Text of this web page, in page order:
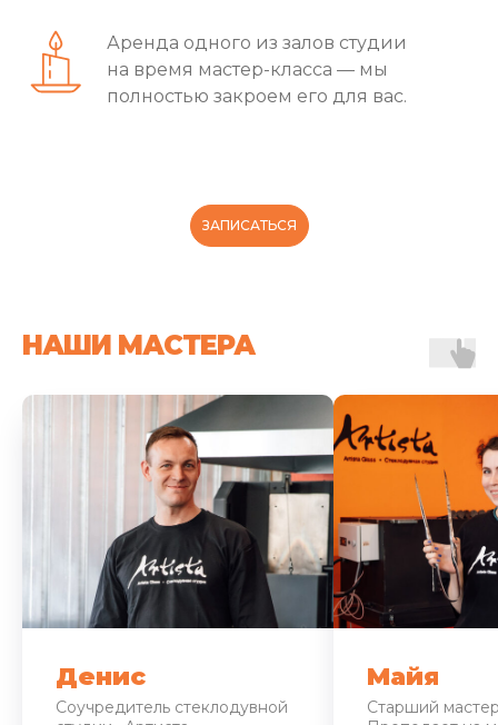
Аренда одного из залов студии
на время мастер-класса — мы
полностью закроем его для вас.
ЗАПИСАТЬСЯ
НАШИ МАСТЕРА
Денис
Соучредитель стеклодувной
Майя
Старший